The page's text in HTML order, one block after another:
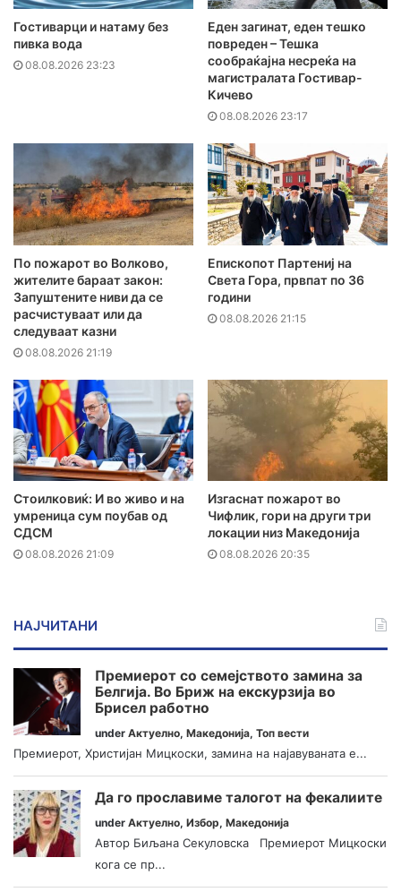
Гостиварци и натаму без
пивка вода
08.08.2026 23:23
Еден загинат, еден тешко
повреден – Тешка
сообраќајна несреќа на
магистралата Гостивар-
Кичево
08.08.2026 23:17
По пожарот во Волково,
жителите бараат закон:
Запуштените ниви да се
расчистуваат или да
следуваат казни
08.08.2026 21:19
Епископот Партениј на
Света Гора, првпат по 36
години
08.08.2026 21:15
Стоилковиќ: И во живо и на
умреница сум поубав од
СДСМ
08.08.2026 21:09
Изгаснат пожарот во
Чифлик, гори на други три
локации низ Македонија
08.08.2026 20:35
НАЈЧИТАНИ
Премиерот со семејството замина за
Белгија. Во Бриж на екскурзија во
Брисел работно
under Актуелно, Македонија, Топ вести
Премиерот, Христијан Мицкоски, замина на најавуваната е...
Да го прославиме талогот на фекалиите
under Актуелно, Избор, Македонија
Автор Биљана Секуловска Премиерот Мицкоски
кога се пр...